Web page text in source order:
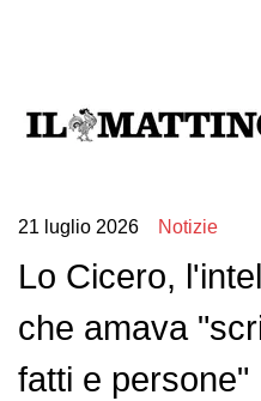
21 luglio 2026 Notizie
Lo Cicero,
che amava
fatti e persone"